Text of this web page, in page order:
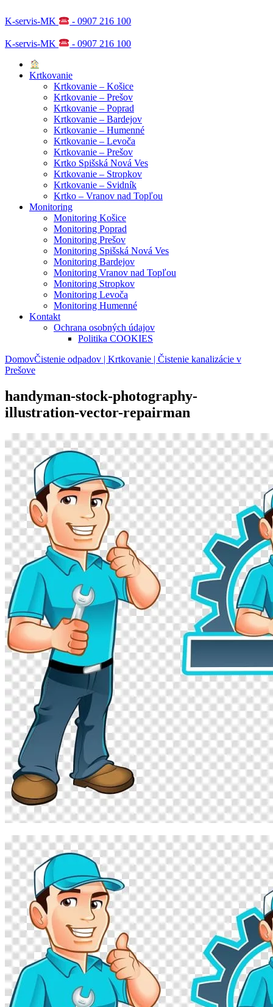
K-servis-MK - 0907 216 100
K-servis-MK - 0907 216 100
Krtkovanie
Krtkovanie – Košice
Krtkovanie – Prešov
Krtkovanie – Poprad
Krtkovanie – Bardejov
Krtkovanie – Humenné
Krtkovanie – Levoča
Krtkovanie – Prešov
Krtko Spišská Nová Ves
Krtkovanie – Stropkov
Krtkovanie – Svidník
Krtko – Vranov nad Topľou
Monitoring
Monitoring Košice
Monitoring Poprad
Monitoring Prešov
Monitoring Spišská Nová Ves
Monitoring Bardejov
Monitoring Vranov nad Topľou
Monitoring Stropkov
Monitoring Levoča
Monitoring Humenné
Kontakt
Ochrana osobných údajov
Politika COOKIES
DomovČistenie odpadov | Krtkovanie | Čistenie kanalizácie v
Prešove
handyman-stock-photography-
illustration-vector-repairman